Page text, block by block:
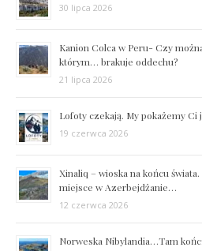
30 lipca 2026
Kanion Colca w Peru- Czy
którym… brakuje oddechu?
21 lipca 2026
Lofoty czekają. My pokażemy Ci
19 czerwca 2026
Xinaliq – wioska na końcu
miejsce w Azerbejdżanie…
12 czerwca 2026
Norweska Nibylandia…Tam